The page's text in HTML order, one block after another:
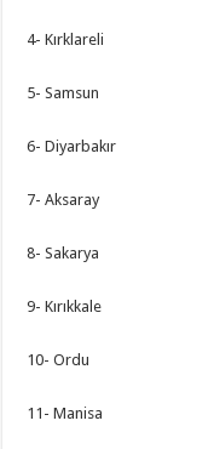
4- Kırklareli
5- Samsun
6- Diyarbakır
7- Aksaray
8- Sakarya
9- Kırıkkale
10- Ordu
11- Manisa